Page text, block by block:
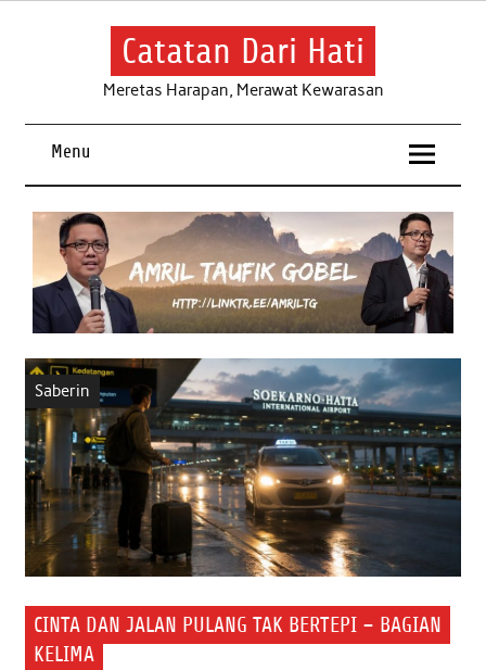
Skip
Catatan Dari Hati
Meretas Harapan, Merawat Kewarasan
Menu
Saberin
CINTA DAN JALAN PULANG TAK BERTEPI – BAGIAN
KELIMA